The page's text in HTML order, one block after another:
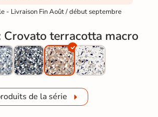
- Livraison Fin Août / début septembre
Crovato terracotta macro
de la série